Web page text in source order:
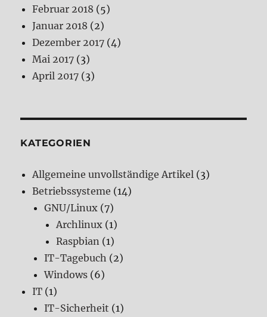
Februar 2018 (5)
Januar 2018 (2)
Dezember 2017 (4)
Mai 2017 (3)
April 2017 (3)
KATEGORIEN
Allgemeine unvollständige Artikel (3)
Betriebssysteme (14)
GNU/Linux (7)
Archlinux (1)
Raspbian (1)
IT-Tagebuch (2)
Windows (6)
IT (1)
IT-Sicherheit (1)